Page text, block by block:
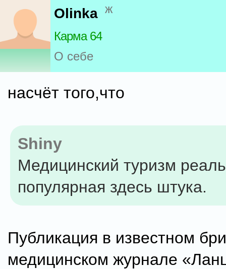
Olinka ж
Карма 64
О себе
насчёт того,что
Shiny
Медицинский туризм
популярная здесь штука.
Публикация в известном
медицинском журнале